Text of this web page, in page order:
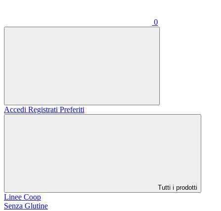
0
Accedi Registrati Preferiti
Tutti i prodotti
Linee Coop
Senza Glutine